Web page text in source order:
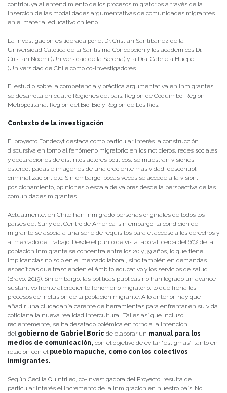
contribuya al entendimiento de los procesos migratorios a través de la
inserción de las modalidades argumentativas de comunidades migrantes
en el material educativo chileno.
La investigación es liderada por el Dr. Cristián Santibáñez de la
Universidad Católica de la Santísima Concepción y los académicos Dr.
Cristian Noemi (Universidad de la Serena) y la Dra. Gabriela Huepe
(Universidad de Chile como co-investigadores.
El estudio sobre la competencia y práctica argumentativa en inmigrantes
se desarrolla en cuatro Regiones del país: Región de Coquimbo, Región
Metropolitana, Región del Bío-Bío y Región de Los Ríos.
Contexto de la investigación
El proyecto Fondecyt destaca como particular interés la construcción
discursiva en torno al fenómeno migratorio; en los noticieros, redes sociales,
y declaraciones de distintos actores políticos, se muestran visiones
estereotipadas e imágenes de una creciente masividad, descontrol,
criminalización, etc. Sin embargo, pocas veces se accede a la visión,
posicionamiento, opiniones o escala de valores desde la perspectiva de las
comunidades migrantes.
Actualmente, en Chile han inmigrado personas originales de todos los
países del Sur y del Centro de América; sin embargo, la condición de
migrante se asocia a una serie de requisitos para el acceso a los derechos y
al mercado del trabajo. Desde el punto de vista laboral, cerca del 60% de la
población inmigrante se concentra entre los 20 y 39 años, lo que tiene
implicancias no solo en el mercado laboral, sino también en demandas
específicas que trascienden el ámbito educativo y los servicios de salud
(Bravo, 2019). Sin embargo, las políticas públicas no han logrado un avance
sustantivo frente al creciente fenómeno migratorio, lo que frena los
procesos de inclusión de la población migrante. A lo anterior, hay que
añadir una ciudadanía carente de herramientas para enfrentar en su vida
cotidiana la nueva realidad intercultural. Tal es así que incluso
recientemente, se ha desatado polémica en torno a la intención
del gobierno de Gabriel Boric de elaborar un manual para los
medios de comunicación, con el objetivo de evitar “estigmas”, tanto en
relación con el pueblo mapuche, como con los colectivos
inmigrantes.
Según Cecilia Quintrileo, co-investigadora del Proyecto, resulta de
particular interés el incremento de la inmigración en nuestro país. No